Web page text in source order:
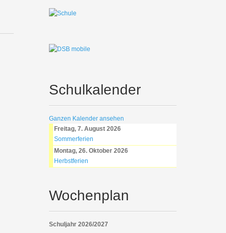
Schulkalender
Ganzen Kalender ansehen
Freitag, 7. August 2026
Sommerferien
Montag, 26. Oktober 2026
Herbstferien
Wochenplan
Schuljahr 2026/2027